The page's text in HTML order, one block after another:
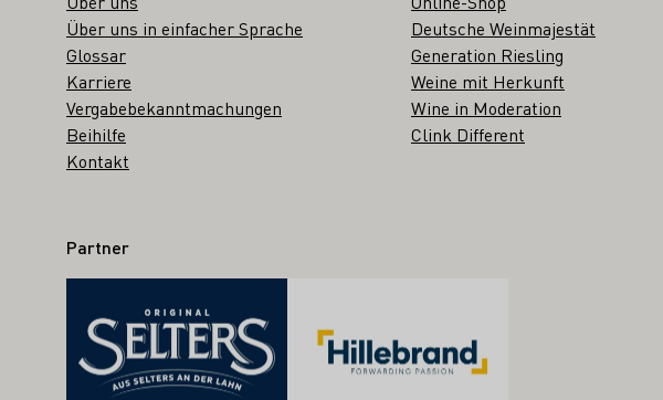
Über uns in einfacher Sprache
Glossar
Karriere
Vergabebekanntmachungen
Beihilfe
Kontakt
Deutsche Weinmajestät
Generation Riesling
Weine mit Herkunft
Wine in Moderation
Clink Different
Partner